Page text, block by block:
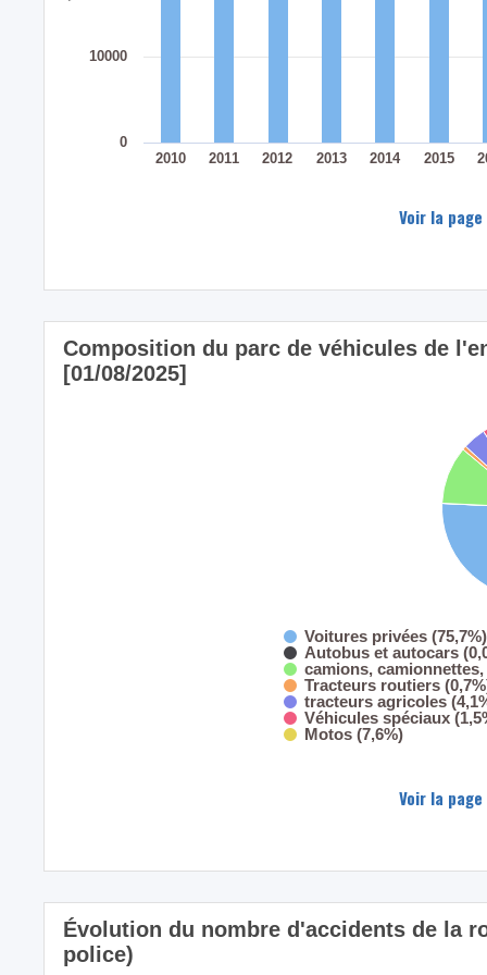
2010 2011 2012 2013 2014 2015
0
10000
Voir la
Composition du parc de véhicules de
[01/08/2025]
Voitures privées (75,7%)
Autobus et autocars
camions,
Tracteurs routiers
tracteurs agricoles
Véhicules spéciaux
Motos (7,6%)
Voir la
Évolution du nombre d'accidents de la
police)